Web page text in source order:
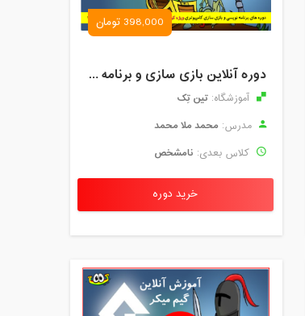
398,000 تومان
دوره آنلاین بازی سازی و برنامه نویسی گیم میکر نوجوان
آموزشگاه: تین تِک
مدرس: محمد ملا محمد
کلاس بعدی: نامشخص
خرید دوره